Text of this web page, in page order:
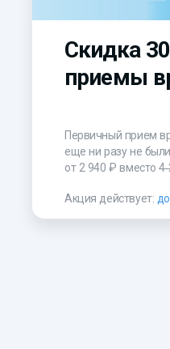
Скидка
приемы
Первичный прием
еще ни разу не
от 2 940 ₽ вместо4
Акция действует: